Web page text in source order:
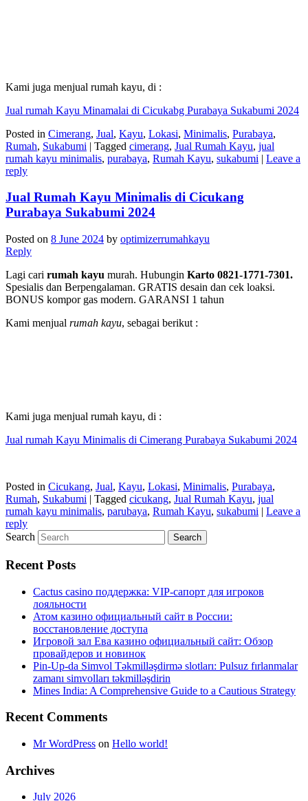
Kami juga menjual rumah kayu, di :
Jual rumah Kayu Minamalai di Cicukabg Purabaya Sukabumi 2024
Posted in Cimerang, Jual, Kayu, Lokasi, Minimalis, Purabaya,
Rumah, Sukabumi | Tagged cimerang, Jual Rumah Kayu, jual
rumah kayu minimalis, purabaya, Rumah Kayu, sukabumi | Leave a
reply
Jual Rumah Kayu Minimalis di Cicukang
Purabaya Sukabumi 2024
Posted on 8 June 2024 by optimizerrumahkayu
Reply
Lagi cari rumah kayu murah. Hubungin Karto 0821-1771-7301.
Spesialis dan Berpengalaman. GRATIS desain dan cek loaksi.
BONUS kompor gas modern. GARANSI 1 tahun
Kami menjual rumah kayu, sebagai berikut :
Kami juga menjual rumah kayu, di :
Jual rumah Kayu Minimalis di Cimerang Purabaya Sukabumi 2024
Posted in Cicukang, Jual, Kayu, Lokasi, Minimalis, Purabaya,
Rumah, Sukabumi | Tagged cicukang, Jual Rumah Kayu, jual
rumah kayu minimalis, parubaya, Rumah Kayu, sukabumi | Leave a
reply
Search
Recent Posts
Cactus casino поддержка: VIP-сапорт для игроков
лояльности
Атом казино официальный сайт в России:
восстановление доступа
Игровой зал Ева казино официальный сайт: Обзор
провайдеров и новинок
Pin-Up-da Simvol Təkmilləşdirmə slotları: Pulsuz fırlanmalar
zamanı simvolları təkmilləşdirin
Mines India: A Comprehensive Guide to a Cautious Strategy
Recent Comments
Mr WordPress on Hello world!
Archives
July 2026